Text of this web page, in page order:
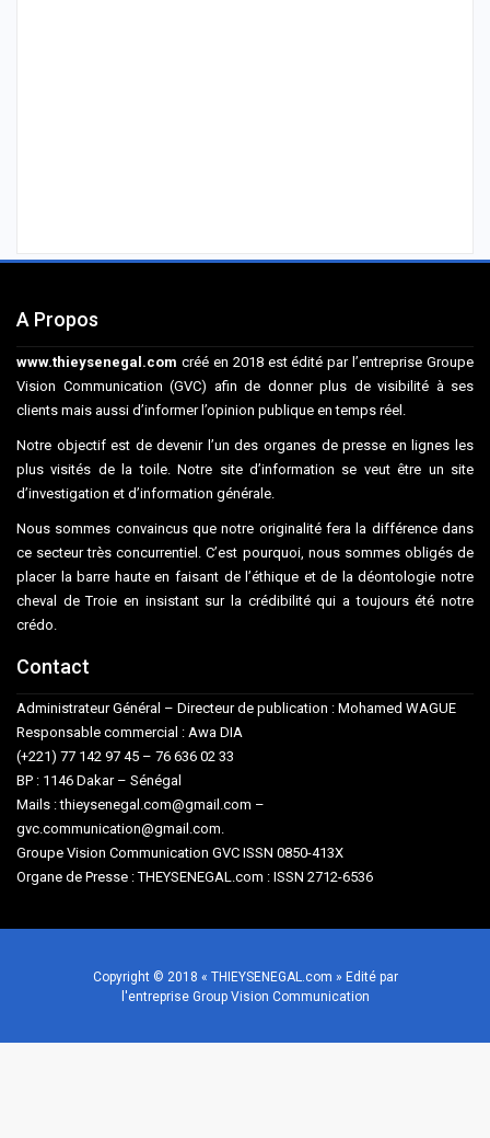
A Propos
www.thieysenegal.com créé en 2018 est édité par l’entreprise Groupe
Vision Communication (GVC) afin de donner plus de visibilité à ses
clients mais aussi d’informer l’opinion publique en temps réel.
Notre objectif est de devenir l’un des organes de presse en lignes les
plus visités de la toile. Notre site d’information se veut être un site
d’investigation et d’information générale.
Nous sommes convaincus que notre originalité fera la différence dans
ce secteur très concurrentiel. C’est pourquoi, nous sommes obligés de
placer la barre haute en faisant de l’éthique et de la déontologie notre
cheval de Troie en insistant sur la crédibilité qui a toujours été notre
crédo.
Contact
Administrateur Général – Directeur de publication : Mohamed WAGUE
Responsable commercial : Awa DIA
(+221) 77 142 97 45 – 76 636 02 33
BP : 1146 Dakar – Sénégal
Mails : thieysenegal.com@gmail.com –
gvc.communication@gmail.com.
Groupe Vision Communication GVC ISSN 0850-413X
Organe de Presse : THEYSENEGAL.com : ISSN 2712-6536
Copyright © 2018 « THIEYSENEGAL.com » Edité par
l'entreprise Group Vision Communication